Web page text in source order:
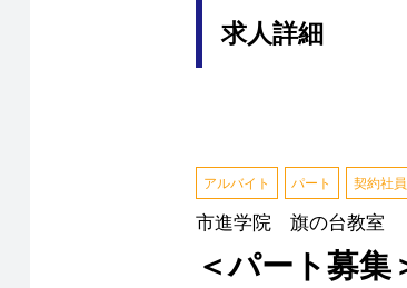
求人詳細
アルバイト パート 契約社員
市進学院 旗の台教室
＜パート募